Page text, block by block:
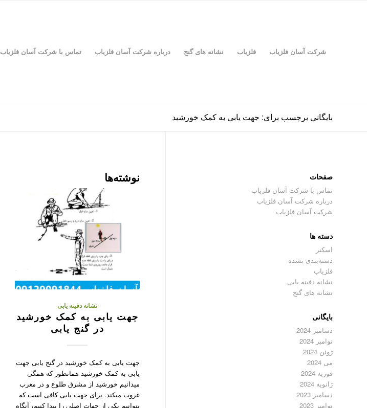
شرکت آسان فلزیاب فلزیاب نشانه های گنج درباره شرکت آسان فلزیاب تماس با شرکت آسان فلزیاب
بایگانی برچسب برای: جهت یابی به کمک خورشید
نوشته‌ها
نشانه دفینه یابی
جهت یابی به کمک خورشید
در گنج یابی
جهت یابی به کمک خورشید در گنج یابی جهت
یابی به کمک خورشید همانطور که همگی
میدانیم خورشید از مشرق طلوع و در مغرب
غروب میکند. برای جهت یابی کافی است که
بتوانیم یکی از جهات اصلی را پیدا کنیم، آنگاه
صفحات
تماس با شرکت آسان فلزیاب
درباره شرکت آسان فلزیاب
شرکت آسان فلزیاب
دسته ها
اسکنر
دسته‌بندی نشده
فلزیاب
نشانه دفینه یابی
نشانه های گنج
بایگانی
دسامبر 2024
نوامبر 2024
ژوئن 2024
می 2024
فوریه 2024
ژانویه 2024
دسامبر 2023
نوامبر 2023